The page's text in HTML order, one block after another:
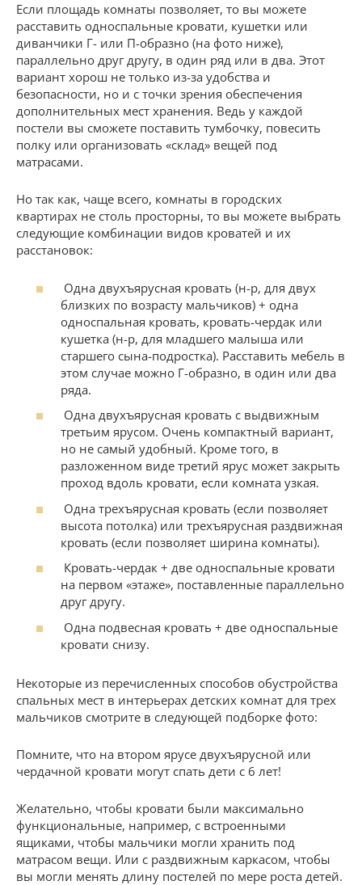
Если площадь комнаты позволяет, то вы можете
расставить односпальные кровати, кушетки или
диванчики Г- или П-образно (на фото ниже),
параллельно друг другу, в один ряд или в два. Этот
вариант хорош не только из-за удобства и
безопасности, но и с точки зрения обеспечения
дополнительных мест хранения. Ведь у каждой
постели вы сможете поставить тумбочку, повесить
полку или организовать «склад» вещей под
матрасами.
Но так как, чаще всего, комнаты в городских
квартирах не столь просторны, то вы можете выбрать
следующие комбинации видов кроватей и их
расстановок:
Одна двухъярусная кровать (н-р, для двух
близких по возрасту мальчиков) + одна
односпальная кровать, кровать-чердак или
кушетка (н-р, для младшего малыша или
старшего сына-подростка). Расставить мебель в
этом случае можно Г-образно, в один или два
ряда.
Одна двухъярусная кровать с выдвижным
третьим ярусом. Очень компактный вариант,
но не самый удобный. Кроме того, в
разложенном виде третий ярус может закрыть
проход вдоль кровати, если комната узкая.
Одна трехъярусная кровать (если позволяет
высота потолка) или трехъярусная раздвижная
кровать (если позволяет ширина комнаты).
Кровать-чердак + две односпальные кровати
на первом «этаже», поставленные параллельно
друг другу.
Одна подвесная кровать + две односпальные
кровати снизу.
Некоторые из перечисленных способов обустройства
спальных мест в интерьерах детских комнат для трех
мальчиков смотрите в следующей подборке фото:
Помните, что на втором ярусе двухъярусной или
чердачной кровати могут спать дети с 6 лет!
Желательно, чтобы кровати были максимально
функциональные, например, с встроенными
ящиками, чтобы мальчики могли хранить под
матрасом вещи. Или с раздвижным каркасом, чтобы
вы могли менять длину постелей по мере роста детей.